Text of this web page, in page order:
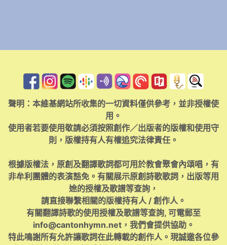
聲明：本維基網站所收集的一切資料僅供參考，並非授權使
用。
使用者若要使用敬請必須按照創作／出版者的版權和使用守
則，版權持有人有權追究法律責任。
根據版權法，原創及翻譯歌詞都可用於教會聚會內頌唱，有
非牟利團體的表演豁免。有關展示原創詩歌歌詞，出版等用
途的授權及歌譜等查詢，
請直接聯繫相關的版權持有人 / 創作人。
有關翻譯詩歌的使用授權及歌譜等查詢, 可電郵至
info@cantonhymn.net，我們會提供協助。
特此鳴謝所有允許讓歌詞在此轉載的創作人。現誠邀各位參